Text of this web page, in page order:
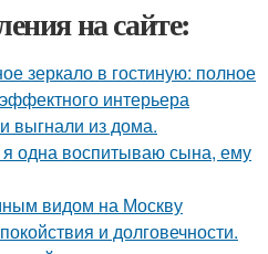
на сайте:
зеркало в гостиную: полное
интерьера
выгнали из дома.
одна воспитываю сына, ему
видом на Москву
и долговечности.